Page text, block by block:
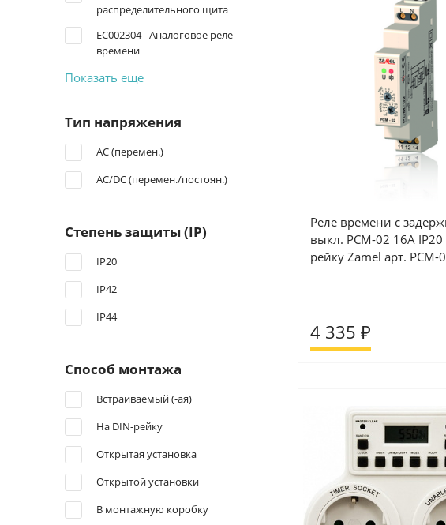
распределительного щита
EC002304 - Аналоговое реле
времени
Показать еще
Тип напряжения
AC (перемен.)
AC/DC (перемен./постоян.)
Степень защиты (IP)
IP20
IP42
IP44
Способ монтажа
Встраиваемый (-ая)
На DIN-рейку
Открытая установка
Открытой установки
В монтажную коробку
Реле времени с
выкл. PCM-02 16А IP20
рейку Zamel арт. PCM-
4 335 ₽